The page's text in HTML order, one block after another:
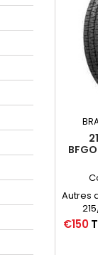
Autres
215/70/
Price
€150